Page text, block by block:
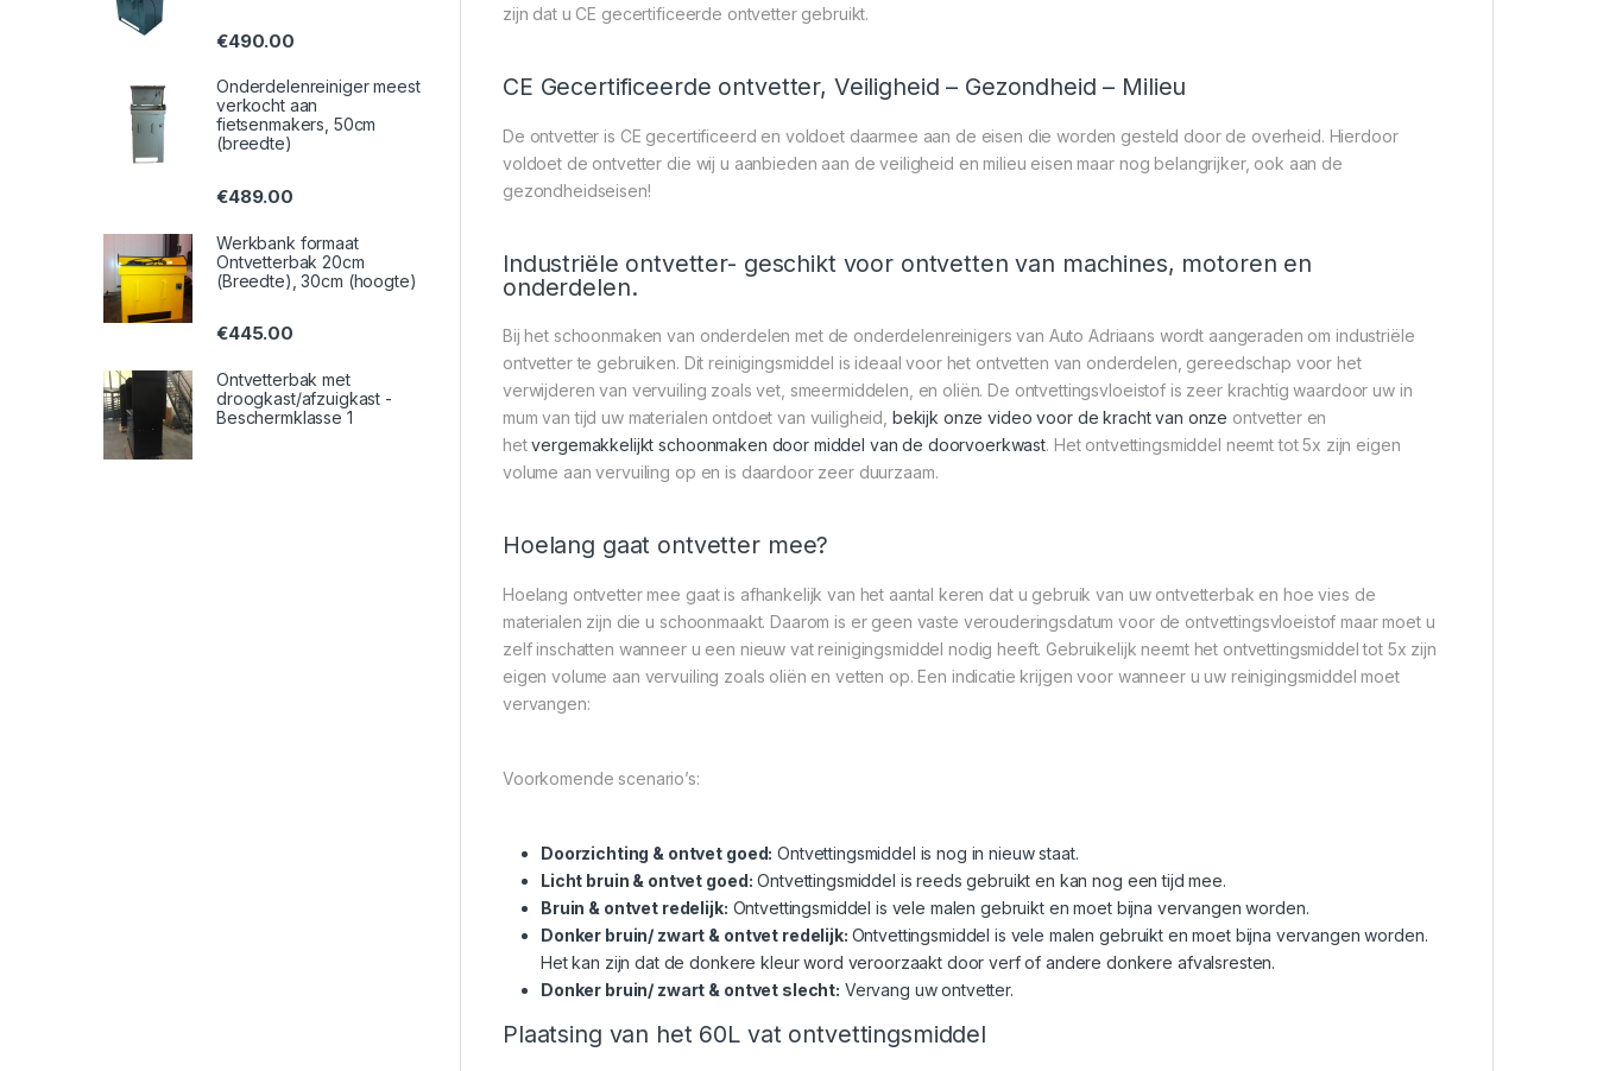
zijn dat u CE gecertificeerde ontvetter gebruikt.
CE Gecertificeerde ontvetter, Veiligheid – Gezondheid – Milieu
De ontvetter is CE gecertificeerd en voldoet daarmee aan de eisen die worden gesteld door de overheid. Hierdoor
voldoet de ontvetter die wij u aanbieden aan de veiligheid en milieu eisen maar nog belangrijker, ook aan de
gezondheidseisen!
Industriële ontvetter- geschikt voor ontvetten van machines, motoren en
onderdelen.
Bij het schoonmaken van onderdelen met de onderdelenreinigers van Auto Adriaans wordt aangeraden om industriële
ontvetter te gebruiken. Dit reinigingsmiddel is ideaal voor het ontvetten van onderdelen, gereedschap voor het
verwijderen van vervuiling zoals vet, smeermiddelen, en oliën. De ontvettingsvloeistof is zeer krachtig waardoor uw in
mum van tijd uw materialen ontdoet van vuiligheid, bekijk onze video voor de kracht van onze ontvetter en
hetvergemakkelijkt schoonmaken door middel van de doorvoerkwast. Het ontvettingsmiddel neemt tot 5x zijn eigen
volume aan vervuiling op en is daardoor zeer duurzaam.
Hoelang gaat ontvetter mee?
Hoelang ontvetter mee gaat is afhankelijk van het aantal keren dat u gebruik van uw ontvetterbak en hoe vies de
materialen zijn die u schoonmaakt. Daarom is er geen vaste verouderingsdatum voor de ontvettingsvloeistof maar moet u
zelf inschatten wanneer u een nieuw vat reinigingsmiddel nodig heeft. Gebruikelijk neemt het ontvettingsmiddel tot 5x zijn
eigen volume aan vervuiling zoals oliën en vetten op. Een indicatie krijgen voor wanneer u uw reinigingsmiddel moet
vervangen:
Voorkomende scenario’s:
Doorzichting & ontvet goed: Ontvettingsmiddel is nog in nieuw staat.
Licht bruin & ontvet goed: Ontvettingsmiddel is reeds gebruikt en kan nog een tijd mee.
Bruin & ontvet redelijk: Ontvettingsmiddel is vele malen gebruikt en moet bijna vervangen worden.
Donker bruin/ zwart & ontvet redelijk: Ontvettingsmiddel is vele malen gebruikt en moet bijna vervangen worden.
Het kan zijn dat de donkere kleur word veroorzaakt door verf of andere donkere afvalsresten.
Donker bruin/ zwart & ontvet slecht: Vervang uw ontvetter.
Plaatsing van het 60L vat ontvettingsmiddel
€490.00
Onderdelenreiniger meest
verkocht aan
fietsenmakers, 50cm
(breedte)
€489.00
Werkbank formaat
Ontvetterbak 20cm
(Breedte), 30cm (hoogte)
€445.00
Ontvetterbak met
droogkast/afzuigkast -
Beschermklasse 1